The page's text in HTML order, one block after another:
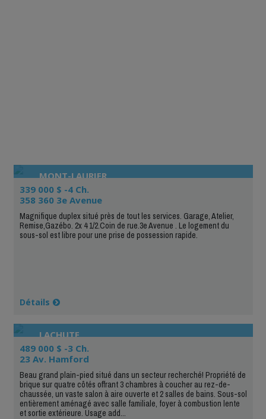
MONT-LAURIER
339 000 $ -4 Ch.
358 360 3e Avenue
Magnifique duplex situé près de tout les services. Garage, Atelier,
Remise,Gazébo. 2x 4 1/2.Coin de rue.3e Avenue . Le logement du
sous-sol est libre pour une prise de possession rapide.
Détails
LACHUTE
489 000 $ -3 Ch.
23 Av. Hamford
Beau grand plain-pied situé dans un secteur recherché! Propriété de
brique sur quatre côtés offrant 3 chambres à coucher au rez-de-
chaussée, un vaste salon à aire ouverte et 2 salles de bains. Sous-sol
entièrement aménagé avec salle familiale, foyer à combustion lente
et sortie extérieure. Usage add...